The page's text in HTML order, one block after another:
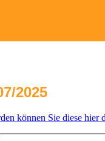
2025
können Sie diese hier